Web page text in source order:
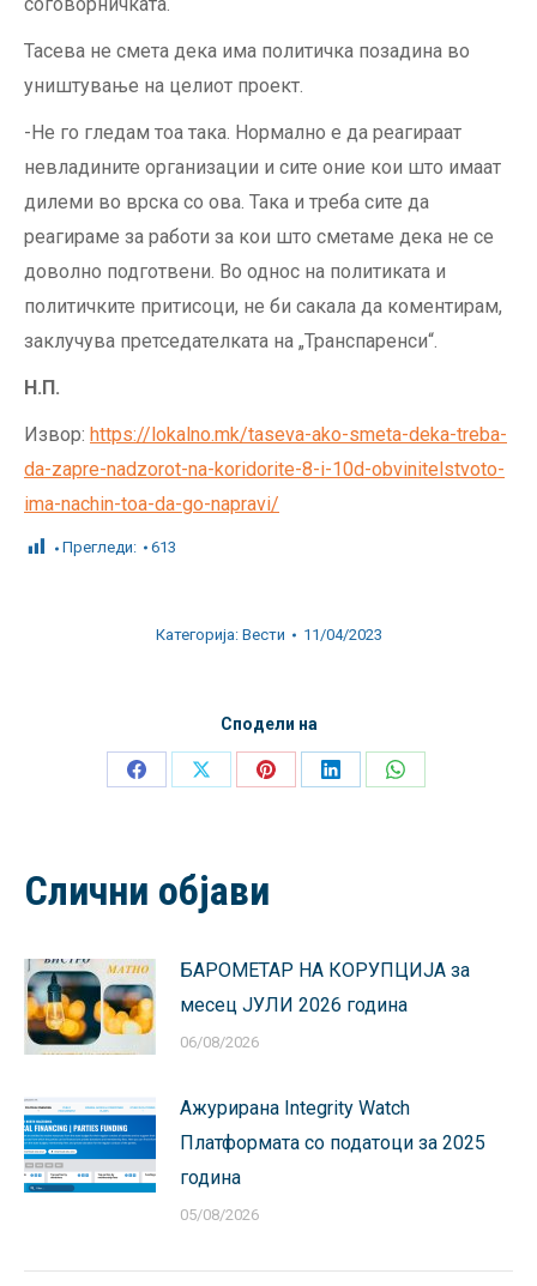
Тасева не смета дека има политичка позадина во
уништување на целиот проект.
-Не го гледам тоа така. Нормално е да реагираат
невладините организации и сите оние кои што имаат
дилеми во врска со ова. Така и треба сите да
реагираме за работи за кои што сметаме дека не се
доволно подготвени. Во однос на политиката и
политичките притисоци, не би сакала да коментирам,
заклучува претседателката на „Транспаренси“.
Н.П.
Извор: https://lokalno.mk/taseva-ako-smeta-deka-treba-
da-zapre-nadzorot-na-koridorite-8-i-10d-obvinitelstvoto-
ima-nachin-toa-da-go-napravi/
Прегледи: 613
Категорија: Вести 11/04/2023
Сподели на
Share
Share
Share
Share
Share
Слични објави
БАРОМЕТАР НА КОРУПЦИЈА за
месец ЈУЛИ 2026 година
06/08/2026
Ажурирана Integrity Watch
Платформата со податоци за 2025
година
05/08/2026